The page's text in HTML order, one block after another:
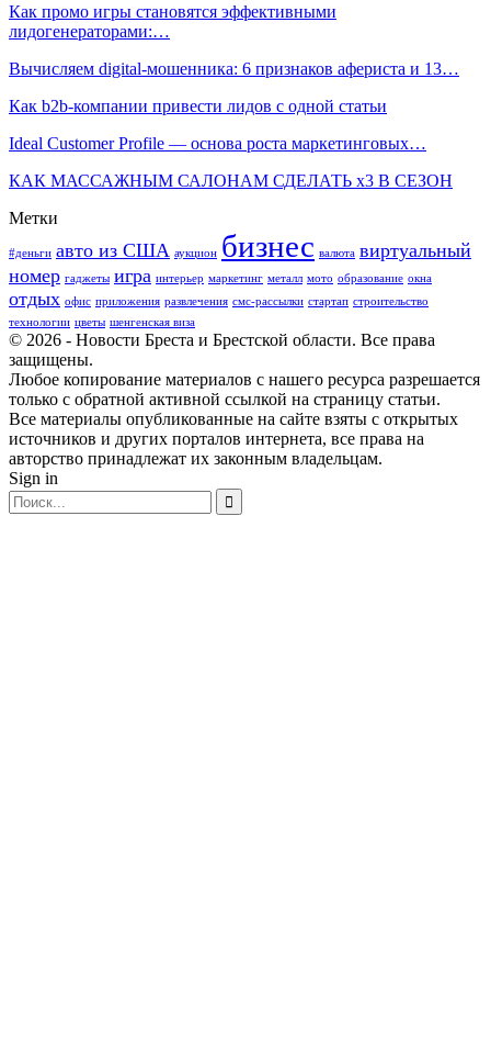
Как промо игры становятся эффективными
лидогенераторами:…
Вычисляем digital-мошенника: 6 признаков афериста и 13…
Как b2b-компании привести лидов с одной статьи
Ideal Customer Profile — основа роста маркетинговых…
КАК МАССАЖНЫМ САЛОНАМ СДЕЛАТЬ х3 В СЕЗОН
Метки
#деньги авто из США аукцион бизнес валюта виртуальный
номер гаджеты игра интерьер маркетинг металл мото образование окна
отдых офис приложения развлечения смс-рассылки стартап строительство
технологии цветы шенгенская виза
© 2026 - Новости Бреста и Брестской области. Все права
защищены.
Любое копирование материалов с нашего ресурса разрешается
только с обратной активной ссылкой на страницу статьи.
Все материалы опубликованные на сайте взяты с открытых
источников и других порталов интернета, все права на
авторство принадлежат их законным владельцам.
Sign in